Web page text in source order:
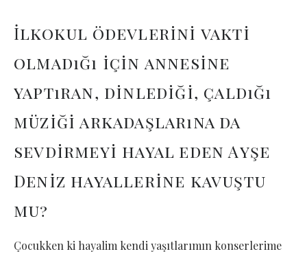
İlkokul ödevlerini vakti
olmadığı için annesine
yaptıran, dinlediği, çaldığı
müziği arkadaşlarına da
sevdirmeyi hayal eden Ayşe
Deniz hayallerine kavuştu
mu?
Çocukken ki hayalim kendi yaşıtlarımın konserlerime